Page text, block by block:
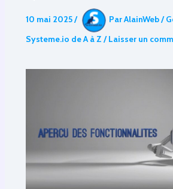
10 mai 2025/ ParAlainWeb/
Systeme.io de A à Z /Laisser un